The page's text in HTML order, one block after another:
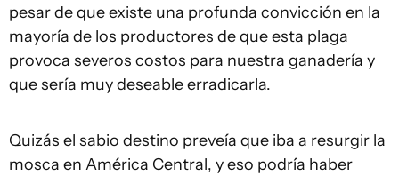
pesar de que existe una profunda convicción en la
mayoría de los productores de que esta plaga
provoca severos costos para nuestra ganadería y
que sería muy deseable erradicarla.
Quizás el sabio destino preveía que iba a resurgir la
mosca en América Central, y eso podría haber